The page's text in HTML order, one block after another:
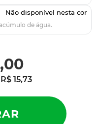
,00
R$ 15,73